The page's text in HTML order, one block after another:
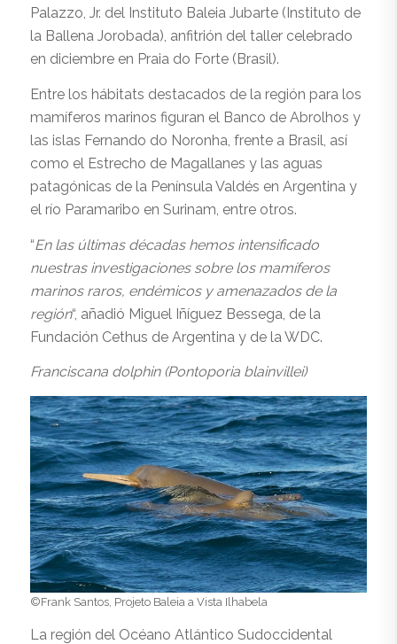
Palazzo, Jr. del Instituto Baleia Jubarte (Instituto de
la Ballena Jorobada), anfitrión del taller celebrado
en diciembre en Praia do Forte (Brasil).
Entre los hábitats destacados de la región para los
mamíferos marinos figuran el Banco de Abrolhos y
las islas Fernando do Noronha, frente a Brasil, así
como el Estrecho de Magallanes y las aguas
patagónicas de la Península Valdés en Argentina y
el río Paramaribo en Surinam, entre otros.
“En las últimas décadas hemos intensificado
nuestras investigaciones sobre los mamíferos
marinos raros, endémicos y amenazados de la
región“, añadió Miguel Iñíguez Bessega, de la
Fundación Cethus de Argentina y de la WDC.
Franciscana dolphin (Pontoporia blainvillei)
©Frank Santos, Projeto Baleia a Vista Ilhabela
La región del Océano Atlántico Sudoccidental